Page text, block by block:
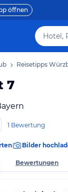
öffnen
Reisetipps
7
1 Bewertung
Bilder
Bewertungen